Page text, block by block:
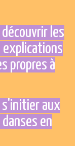
les
explications
propres à
s'initier aux
en